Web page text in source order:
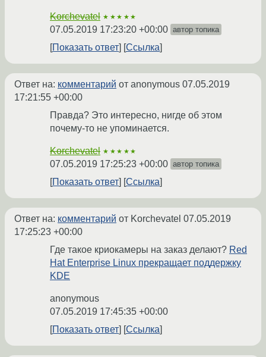
Korchevatel ★★★★★
07.05.2019 17:23:20 +00:00 автор топика
Показать ответ Ссылка
Ответ на: комментарий от anonymous 07.05.2019
17:21:55 +00:00
Правда? Это интересно, нигде об этом
почему-то не упоминается.
Korchevatel ★★★★★
07.05.2019 17:25:23 +00:00 автор топика
Показать ответ Ссылка
Ответ на: комментарий от Korchevatel 07.05.2019
17:25:23 +00:00
Где такое криокамеры на заказ делают? Red
Hat Enterprise Linux прекращает поддержку
KDE
anonymous
07.05.2019 17:45:35 +00:00
Показать ответ
Ссылка